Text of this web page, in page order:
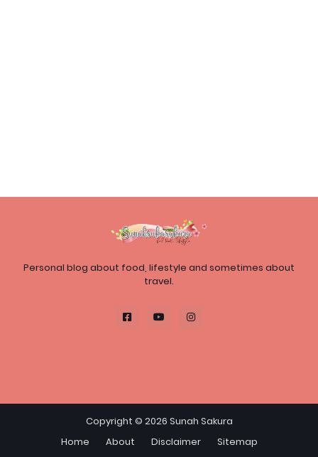
Personal blog about food, lifestyle and sometimes about
travel.
Copyright © 2026 Sunah Sakura
Home
About Disclaimer Sitemap